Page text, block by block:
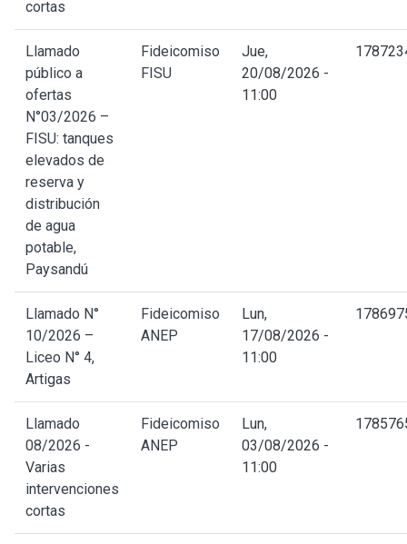
cortas
Llamado
público a
ofertas
N°03/2026 –
FISU: tanques
elevados de
reserva y
distribución
de agua
potable,
Paysandú
Fideicomiso
FISU
Jue,
20/08/2026 -
11:00
Llamado N°
10/2026 –
Liceo N° 4,
Artigas
Fideicomiso
ANEP
Lun,
17/08/2026 -
11:00
Llamado
08/2026 -
Varias
intervenciones
cortas
Fideicomiso
ANEP
Lun,
03/08/2026 -
11:00